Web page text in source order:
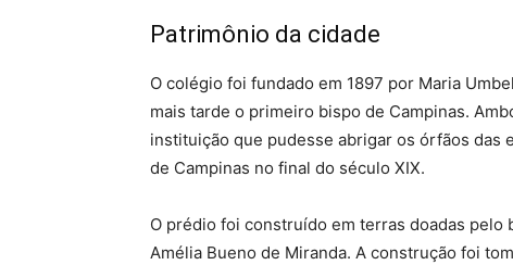
Patrimônio da cidade
O colégio foi fundado em 1897 por Maria
mais tarde o primeiro bispo de Campinas.
instituição que pudesse abrigar os órfãos das
de Campinas no final do século XIX.
O prédio foi construído em terras doadas pelo
Amélia Bueno de Miranda. A construção foi